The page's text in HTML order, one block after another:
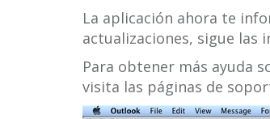
La aplicación ahora te
actualizaciones, sigue las
Para obtener más ayuda
visita las páginas de